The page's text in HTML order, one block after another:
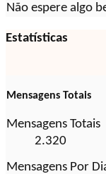
Não espere algo
Estatísticas
Mensagens Totais
Mensagens Totais
2.320
Mensagens Por